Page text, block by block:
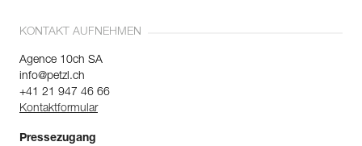
KONTAKT AUFNEHMEN
Agence 10ch SA
info@petzl.ch
+41 21 947 46 66
Kontaktformular
Pressezugang